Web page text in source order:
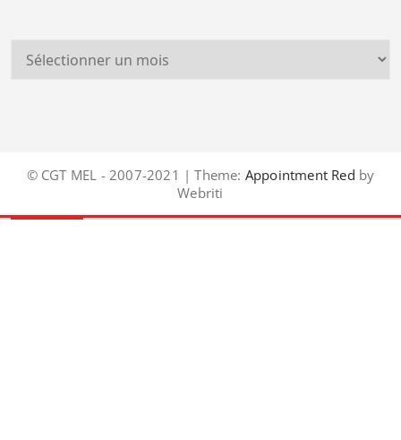
© CGT MEL - 2007-2021 | Theme: Appointment Red by
Webriti